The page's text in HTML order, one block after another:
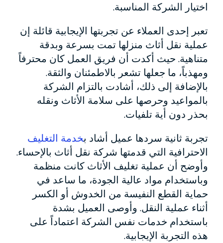
اختيار الشركة المناسبة.
تعبر إحدى العملاء عن تجربتها الإيجابية قائلة إن
عملية نقل أثاث منزلها تمت بسرعة وبدقة
متناهية. حيث أكدت أن فريق العمل كان محترفاً
ومهذباً، ما جعلها تشعر بالاطمئنان والثقة.
بالإضافة إلى ذلك، أشادت بالتزام الشركة
بالمواعيد وحرصها على سلامة الأثاث ونقله
بحذر دون أية تلفيات.
تجربة ثانية سردها عميل أشاد بخدمة التغليف
الاحترافية التي قدمتها شركة نقل أثاث بالإحساء.
وأوضح أن عملية تغليف الأثاث كانت منظمة
وباستخدام مواد عالية الجودة، ما ساعد في
حماية القطع النفيسة من الخدوش أو الكسر
أثناء عملية النقل. وأوصى العميل بشدة
باستخدام خدمات نفس الشركة اعتماداً على
هذه التجربة الإيجابية.